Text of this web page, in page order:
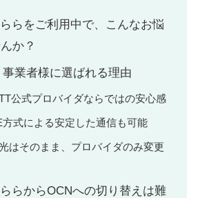
らをご利用中で、こんなお悩
か？
業者様に選ばれる理由
公式プロバイダならではの安心感
式による安定した通信も可能
はそのまま、プロバイダのみ変更
らからOCNへの切り替えは難